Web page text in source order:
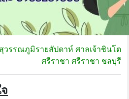
วรรณภูมิรายสัปดาห์ ศาลเจ้าชินโต
ศรีราชา ศรีราชา ชลบุรี